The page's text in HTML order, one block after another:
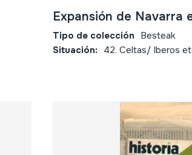
Expansión de Navarra
Tipo de colección Besteak
Situación: 42. Celtas/ Iberos